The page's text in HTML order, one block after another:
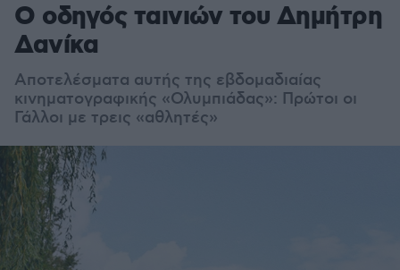
Ο οδηγός ταινιών του Δημήτρη
Δανίκα
Αποτελέσματα αυτής της εβδομαδιαίας
κινηματογραφικής «Ολυμπιάδας»: Πρώτοι οι
Γάλλοι με τρεις «αθλητές»